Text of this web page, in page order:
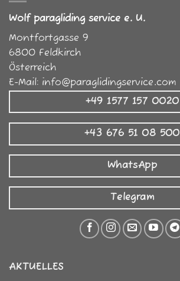
Wolf paragliding service e. U.
Montfortgasse 9
6800 Feldkirch
Österreich
E-Mail: info@paraglidingservice.com
+49 1577 157 0020
+43 676 51 08 500
WhatsApp
Telegram
AKTUELLES